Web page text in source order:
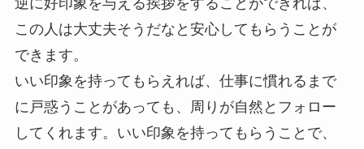
この人は大丈夫そうだなと安心してもらうことが
できます。
いい印象を持ってもらえれば、仕事に慣れるまで
に戸惑うことがあっても、周りが自然とフォロー
してくれます。いい印象を持ってもらうことで、